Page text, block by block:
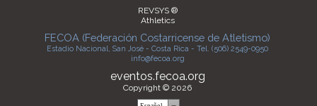
REVSYS ®
Athletics
FECOA (Federación Costarricense de Atletismo)
Estadio Nacional, San José - Costa Rica - Tel. (506) 2549-0950
info@fecoa.org
eventos.fecoa.org
Copyright © 2026